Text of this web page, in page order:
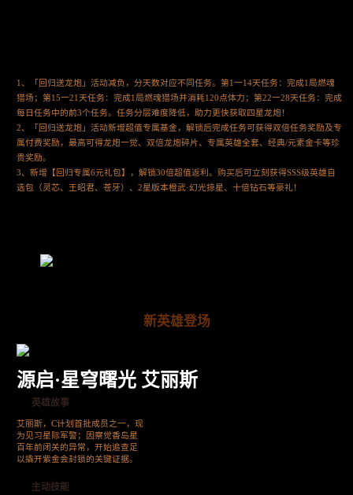
1、「回归送龙炮」活动减负，分天数对应不同任务。第1一14天任务：完成1局燃魂
猎场；第15一21天任务：完成1局燃魂猎场并消耗120点体力；第22一28天任务：完成
每日任务中的前3个任务。任务分层难度降低，助力更快获取四星龙炮！
2、「回归送龙炮」活动新增超值专属基金，解锁后完成任务可获得双倍任务奖励及专
属付费奖励，最高可得龙炮一觉、双倍龙炮碎片、专属英雄全套、经典/元素金卡等珍
贵奖励。
3、新增【回归专属6元礼包】，解锁30倍超值返利。购买后可立刻获得SSS级英雄自
选包（灵芯、王昭君、苍牙）、2星版本橙武·幻光掠星、十倍钻石等豪礼！
新英雄登场
源启·星穹曙光 艾丽斯
英雄故事
艾丽斯，C计划首批成员之一，现
为见习星际军警；因察觉香岛星
百年前闭关的异常，开始追查足
以撬开紫金会封锁的关键证据。
主动技能